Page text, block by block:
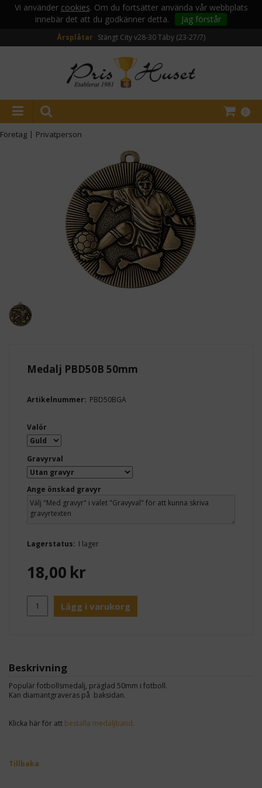
Vi använder cookies. Om du fortsätter använda vår webbplats
innebär det att du godkänner detta.
Jag förstår
Årsplåtar Stängt City v28-30Täby (23-27/7)
0
Företag | Privatperson
Medalj PBD50B 50mm
Artikelnummer: PBD50BGA
Valör
Gravyrval
Ange önskad gravyr
Lagerstatus: I lager
18,00 kr
Lägg i varukorg
Beskrivning
Populär fotbollsmedalj, präglad 50mm i fotboll.
Kan diamantgraveras på baksidan.
Klicka här för att beställa medaljband.
Tillbaka